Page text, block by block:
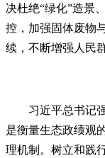
决杜绝“绿化”造景
控，加强固体废物
续，不断增强人民
习近平总书记
是衡量生态政绩观
理机制。树立和践